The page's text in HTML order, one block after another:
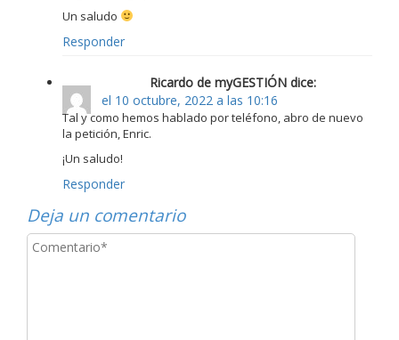
Un saludo
Responder
Ricardo de myGESTIÓN dice:
el 10 octubre, 2022 a las 10:16
Tal y como hemos hablado por teléfono, abro de nuevo
la petición, Enric.
¡Un saludo!
Responder
Deja un comentario